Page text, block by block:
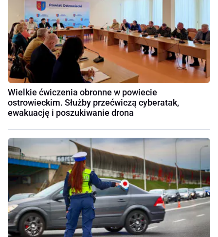
Wielkie ćwiczenia obronne w powiecie
ostrowieckim. Służby przećwiczą cyberatak,
ewakuację i poszukiwanie drona